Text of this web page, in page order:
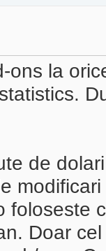
ons la
de
foloseste
Doar